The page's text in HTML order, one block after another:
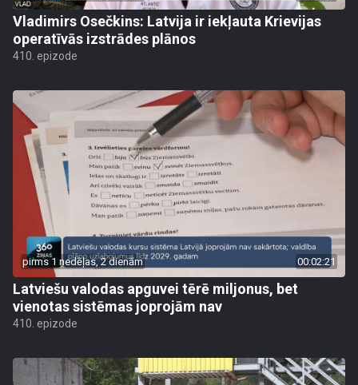
Vladimirs Osečkins: Latvija ir iekļauta Krievijas
operatīvās izstrādes plānos
410. epizode
pirms 1 nedēļas, 2 dienām 00:02:21
Latviešu valodas apguvei tērē miljonus, bet
vienotas sistēmas joprojām nav
410. epizode